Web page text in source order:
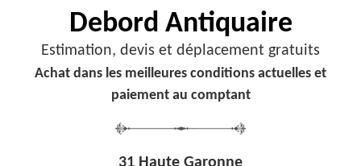
Debord Antiquaire
Estimation, devis et déplacement gratuits
Achat dans les meilleures conditions actuelles et
paiement au comptant
31 Haute Garonne